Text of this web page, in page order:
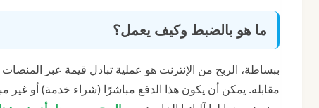
ما هو بالضبط وكيف يعمل؟
ببساطة، الربح من الإنترنت هو عملية تبادل قيمة عبر
مقابله. يمكن أن يكون هذا الدفع مباشرًا (شراء خدمة) أو